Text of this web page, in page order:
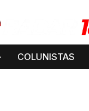
COLUNISTAS